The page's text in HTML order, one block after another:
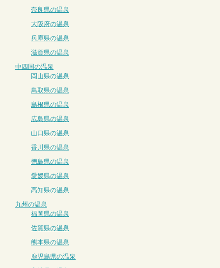
奈良県の温泉
大阪府の温泉
兵庫県の温泉
滋賀県の温泉
中四国の温泉
岡山県の温泉
鳥取県の温泉
島根県の温泉
広島県の温泉
山口県の温泉
香川県の温泉
徳島県の温泉
愛媛県の温泉
高知県の温泉
九州の温泉
福岡県の温泉
佐賀県の温泉
熊本県の温泉
鹿児島県の温泉